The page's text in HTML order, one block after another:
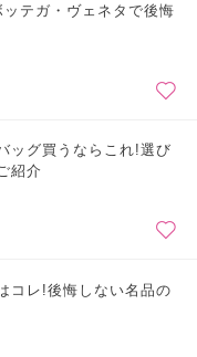
テガ・ヴェネタで後悔
ッグ買うならこれ!選び
紹介
コレ!後悔しない名品の